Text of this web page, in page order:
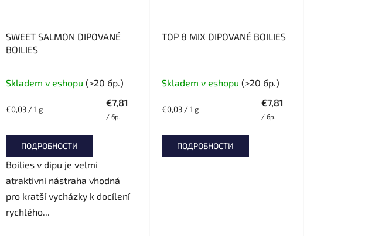
SWEET SALMON DIPOVANÉ
BOILIES
Skladem v eshopu (>20 бр.)
€7,81
/ бр.
Измерване
€0,03 / 1 g
ПОДРОБНОСТИ
Boilies v dipu je velmi
atraktivní nástraha vhodná
pro kratší vycházky k docílení
rychlého...
TOP 8 MIX DIPOVANÉ BOILIES
Skladem v eshopu (>20 бр.)
€7,81
/ бр.
Измерване
€0,03 / 1 g
ПОДРОБНОСТИ